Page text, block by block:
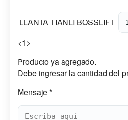
LLANTA TIANLI BOSSLIFT
<1>
Producto ya agregado.
Debe ingresar la cantidad del
Mensaje *